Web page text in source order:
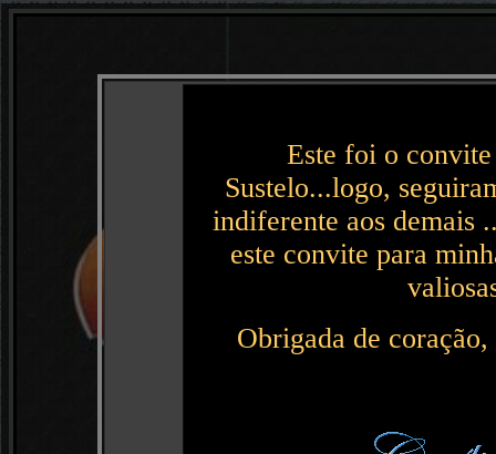
Este foi o
Sustelo...logo,
indiferente aos demais
este convite para
Obrigada de